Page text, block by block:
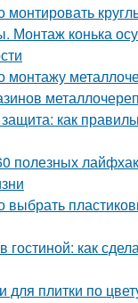
монтировать
Монтаж конька
монтажу
как
полезных
выбрать
гостиной: как
для плитки по